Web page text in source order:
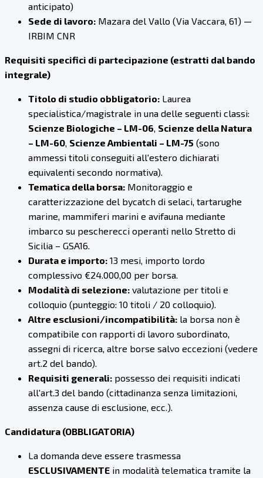
anticipato)
Sede di lavoro: Mazara del Vallo (Via Vaccara, 61) —
IRBIM CNR
Requisiti specifici di partecipazione (estratti dal bando
integrale)
Titolo di studio obbligatorio: Laurea
specialistica/magistrale in una delle seguenti classi:
Scienze Biologiche – LM-06, Scienze della Natura
– LM-60, Scienze Ambientali – LM-75 (sono
ammessi titoli conseguiti all'estero dichiarati
equivalenti secondo normativa).
Tematica della borsa: Monitoraggio e
caratterizzazione del bycatch di selaci, tartarughe
marine, mammiferi marini e avifauna mediante
imbarco su pescherecci operanti nello Stretto di
Sicilia – GSA16.
Durata e importo: 13 mesi, importo lordo
complessivo €24.000,00 per borsa.
Modalità di selezione: valutazione per titoli e
colloquio (punteggio: 10 titoli / 20 colloquio).
Altre esclusioni/incompatibilità: la borsa non è
compatibile con rapporti di lavoro subordinato,
assegni di ricerca, altre borse salvo eccezioni (vedere
art.2 del bando).
Requisiti generali: possesso dei requisiti indicati
all'art.3 del bando (cittadinanza senza limitazioni,
assenza cause di esclusione, ecc.).
Candidatura (OBBLIGATORIA)
La domanda deve essere trasmessa
ESCLUSIVAMENTE in modalità telematica tramite la